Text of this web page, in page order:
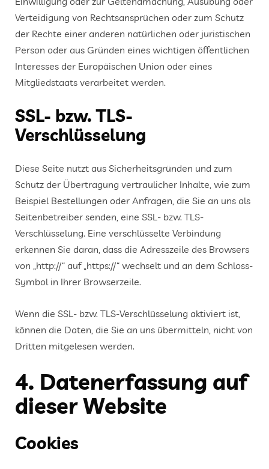
Verteidigung von Rechtsansprüchen oder zum Schutz
der Rechte einer anderen natürlichen oder juristischen
Person oder aus Gründen eines wichtigen öffentlichen
Interesses der Europäischen Union oder eines
Mitgliedstaats verarbeitet werden.
SSL- bzw. TLS-
Verschlüsselung
Diese Seite nutzt aus Sicherheitsgründen und zum
Schutz der Übertragung vertraulicher Inhalte, wie zum
Beispiel Bestellungen oder Anfragen, die Sie an uns als
Seitenbetreiber senden, eine SSL- bzw. TLS-
Verschlüsselung. Eine verschlüsselte Verbindung
erkennen Sie daran, dass die Adresszeile des Browsers
von „http://“ auf „https://“ wechselt und an dem Schloss-
Symbol in Ihrer Browserzeile.
Wenn die SSL- bzw. TLS-Verschlüsselung aktiviert ist,
können die Daten, die Sie an uns übermitteln, nicht von
Dritten mitgelesen werden.
4. Datenerfassung auf
dieser Website
Cookies